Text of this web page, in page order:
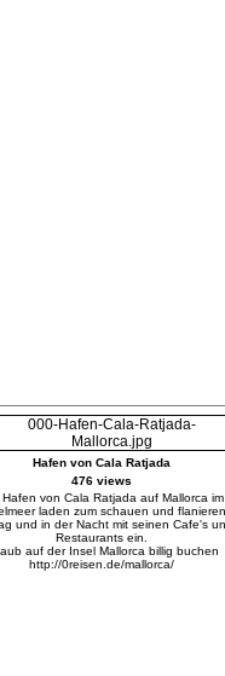
Hafen von Cala Ratjada
476 views
Hafen von Cala Ratjada auf Mallorca im
laden zum schauen und flanieren
und in der Nacht mit seinen Cafe's
Restaurants ein.
auf der Insel Mallorca billig buchen
http://0reisen.de/mallorca/